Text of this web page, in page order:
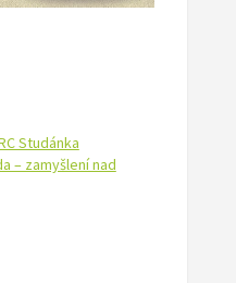
Studánka
– zamyšlení nad